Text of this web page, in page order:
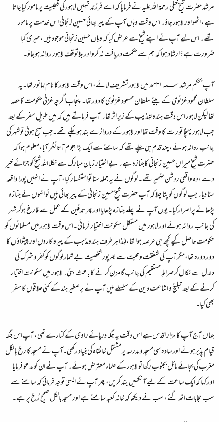
مرشد حضرت شیخ ختلی رحمۃ اللہ علیہ نے فرمایا کہ اے فرزند تمہیں لاہور کی قطبیت پر مامور کیا جاتا
ہے، اٹھو اور لاہور جاؤ۔ اس وقت وہاں آپ کے پیر بھائی حسین زنجانی اس خدمت پر مامور
تھے۔ اس لیے آپ نے اپنے شیخ سے عرض کیا کہ وہاں حسین زنجانی موجود ہیں، میری کیا
ضرورت ہے؟ارشاد ہوا کہ ہم سے حکمت دریافت نہ کرو اور بلاتوقف لاہور روانہ ہوجاؤ۔
آپ بحکم مرشد ۴۳۱؁ھ میں لاہور تشریف لائے، اس وقت لاہور کا نام لہانور تھا۔ یہ
سلطان محمود غزنوی کے بیٹے سلطان مسعود غزنوی کا دور تھا۔ پنجاب اگرچہ غزنی حکومت کا حصہ
تھا لیکن لاہور اس وقت ہندو تہذیب کے زیر اثر تھا۔ آپ فرماتے ہیں کہ میں طویل سفر کے بعد
جب لاہور پہنچا تو رات کا وقت تھا اور لاہور کے دروازے بند ہوچکے تھے۔جب صبح ہوئی تو شہر کی
جانب روانہ ہوئے، چند قدم ہی چلے تھے کہ سامنے سے ایک بڑا ہجوم آتا نظر آیا،معلوم ہوا کہ
حضرت شیخ میراں حسین زنجانی کاجنازہ ہے۔ بے اختیار زبان مبارک سے نکلا اللہ شیخ کو جزائے خیر
دے ،وہ واقعی روشن ضمیر تھے۔ لوگوں نے یہ جملہ سنا تو استفسار کیا،آپ نے انہیں پورا واقعہ
سنا دیا۔جب لوگوں کو پتا چلا کہ آپ حضرت شیخ حسین زنجانی کے پیر بھائی ہیں تو انہوں نے جنازہ
پڑھانے پر اصرار کیا۔ یوں آپ نے پہلے جنازہ پڑھایا اور پھر تدفین کے عمل سے فارغ ہوکر شہر
کی جانب روانہ ہوئے اور لاہور میں مستقل سکونت اختیار فرمائی۔اس وقت لاہور میں مسلمانوں کو
حکومت حاصل کیے کچھ ہی عرصہ ہوا تھا،لہٰذا ہر طرف ہندومذہب کے پیرو کاروں اور پیشواؤں کا
دور دورہ تھا،مگر آپ کی شفقت ومحبت سے بھرپور شخصیت بے شمار لوگوں کو کفر و شرک کی
دلدل سے نکال کر صراطِ مستقیم کی جانب گامزن کرنے کا باعث بنی۔ لاہور میں سکونت اختیار
کرنے کے بعد تبلیغ و اشاعت دین کے سلسلے میں آپ نے برصغیر ہند کے کئی علاقوں کا سفر
بھی کیا۔
جہاں آج آپ کا مزار اقدس ہے اس وقت یہ جگہ دریائے راوی کے کنارے تھی، آپ اس جگہ
قیام پذیر ہوئے اور سادہ سی مسجد و مدرسہ پر مشتمل خانقاہ کی بنیاد رکھی۔آپ نے مسجد کا رخ بالکل
مغرب کی بجائے مائل بجنوب رکھا تو لاہور کے علماء معترض ہوئے۔ آپ نے ان کو مدعو فرمایا
اور کہا کہ ایک ساعت کے لیے آنکھیں بند کریں، پھر آپ نے ایسی توجہ فرمائی کہ سامنے سے
سب حجابات اٹھ گئے، سب نے دیکھا کہ خانہ کعبہ سامنے ہے اور مسجد بالکل صحیح رُخ پر ہے۔